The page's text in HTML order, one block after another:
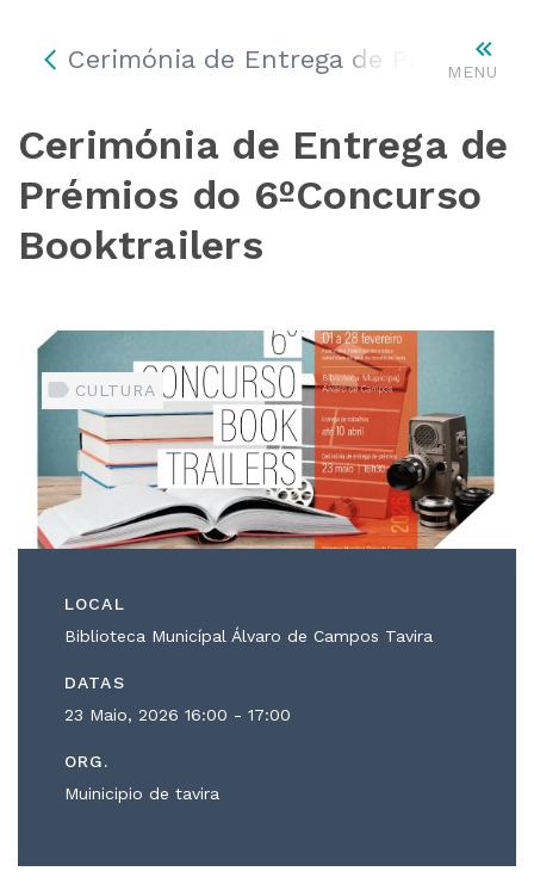
MENU
Cerimónia de Entrega de Prémios
Cerimónia de Entrega de
Prémios do 6ºConcurso
Booktrailers
CULTURA
LOCAL
Biblioteca Municípal Álvaro de Campos Tavira
DATAS
23 Maio, 2026 16:00 - 17:00
ORG.
Muinicipio de tavira